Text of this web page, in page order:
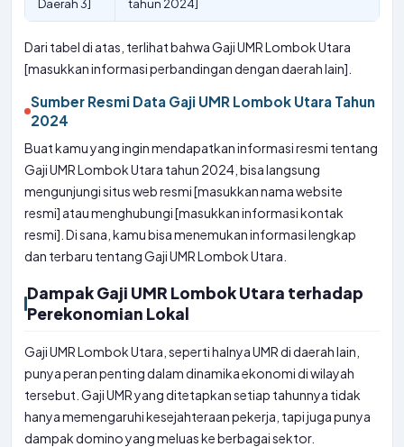
Daerah 3]
tahun 2024]
Dari tabel di atas, terlihat bahwa Gaji UMR Lombok Utara
[masukkan informasi perbandingan dengan daerah lain].
Sumber Resmi Data Gaji UMR Lombok Utara Tahun
2024
Buat kamu yang ingin mendapatkan informasi resmi tentang
Gaji UMR Lombok Utara tahun 2024, bisa langsung
mengunjungi situs web resmi [masukkan nama website
resmi] atau menghubungi [masukkan informasi kontak
resmi]. Di sana, kamu bisa menemukan informasi lengkap
dan terbaru tentang Gaji UMR Lombok Utara.
Dampak Gaji UMR Lombok Utara terhadap
Perekonomian Lokal
Gaji UMR Lombok Utara, seperti halnya UMR di daerah lain,
punya peran penting dalam dinamika ekonomi di wilayah
tersebut. Gaji UMR yang ditetapkan setiap tahunnya tidak
hanya memengaruhi kesejahteraan pekerja, tapi juga punya
dampak domino yang meluas ke berbagai sektor.